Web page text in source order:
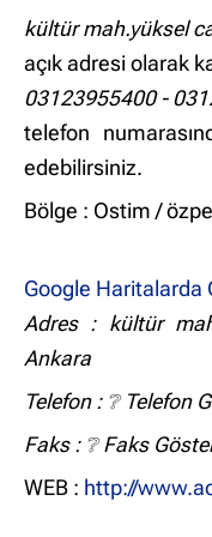
kültür mah.yüksel
açık adresi olarak
03123955400 -
telefon
edebilirsiniz.
Bölge : Ostim /
Google Haritalarda
Adres : kültür
Ankara
Telefon : ❔ Telefon
Faks : ❔ Faks
WEB : http://